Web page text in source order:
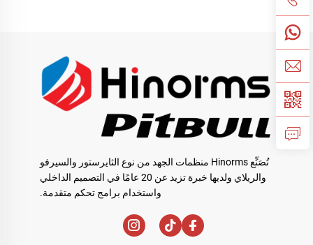
تُصَنِّع Hinorms منظمات الجهد من نوع الثايرستور والسيرفو
والريلاي ولديها خبرة تزيد عن 20 عامًا في التصميم الداخلي
واستخدام برامج تحكم متقدمة.